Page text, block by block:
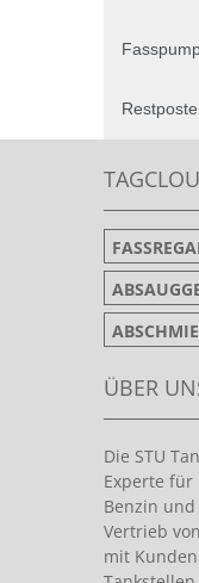
ÜBER
Die STU
Experte für
Benzin
Vertrieb
mit